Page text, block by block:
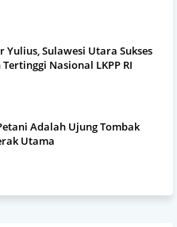
Sulawesi Utara Sukses
Nasional LKPP RI
Adalah Ujung Tombak
Utama